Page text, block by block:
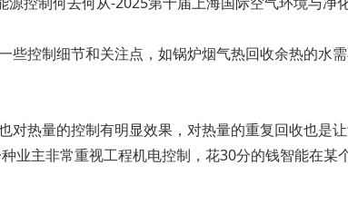
些控制细节和关注点，如锅炉烟气热回收余热的
对热量的控制有明显效果，对热量的重复回收也是
业主非常重视工程机电控制，花30分的钱智能在